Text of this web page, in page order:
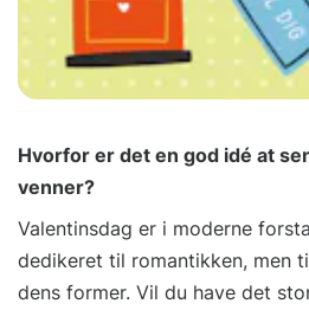
Hvorfor er det en god idé at
venner?
Valentinsdag er i moderne
dedikeret til romantikken, men
dens former. Vil du have det